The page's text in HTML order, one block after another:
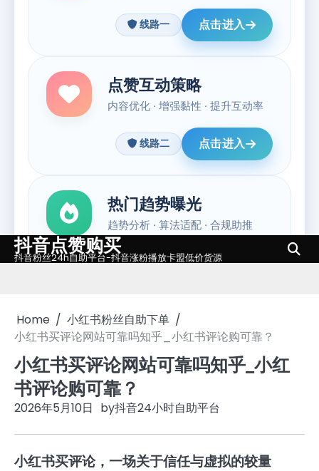
Skip
to
抖音点赞购买
抖音粉丝24h自助平台-抖音涨粉播放卡盟低价货源
Home
小红书粉丝自助下单
小红书买评论网站可靠吗知乎_小红书评论购可靠？
小红书买评论网站可靠吗知乎_小红
书评论购可靠？
2026年5月10日 by抖音24小时自助平台
小红书买评论，一场关于信任与虚拟的较量